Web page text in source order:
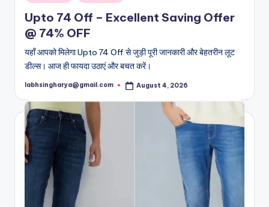
in
Upto 74 Off – Excellent Saving Offer
@ 74% OFF
यहाँ आपको मिलेगा Upto 74 Off से जुड़ी पूरी जानकारी और बेहतरीन लूट
डील्स। आज ही फायदा उठाएं और बचत करें।
Posted
labhsingharya@gmail.com August 4, 2026